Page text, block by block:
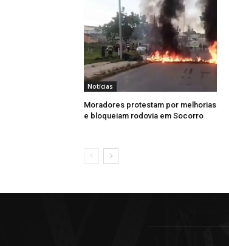
Notícias
Moradores protestam por melhorias
e bloqueiam rodovia em Socorro